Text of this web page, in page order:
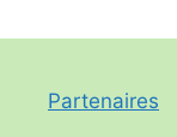
Partenaires